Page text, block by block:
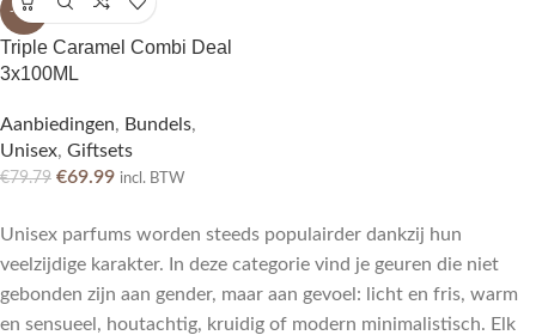
-12%
Triple Caramel Combi Deal
3x100ML
Aanbiedingen, Bundels,
Unisex, Giftsets
€79.79 €69.99 incl. BTW
Unisex parfums worden steeds populairder dankzij hun
veelzijdige karakter. In deze categorie vind je geuren die niet
gebonden zijn aan gender, maar aan gevoel: licht en fris, warm
en sensueel, houtachtig, kruidig of modern minimalistisch. Elk